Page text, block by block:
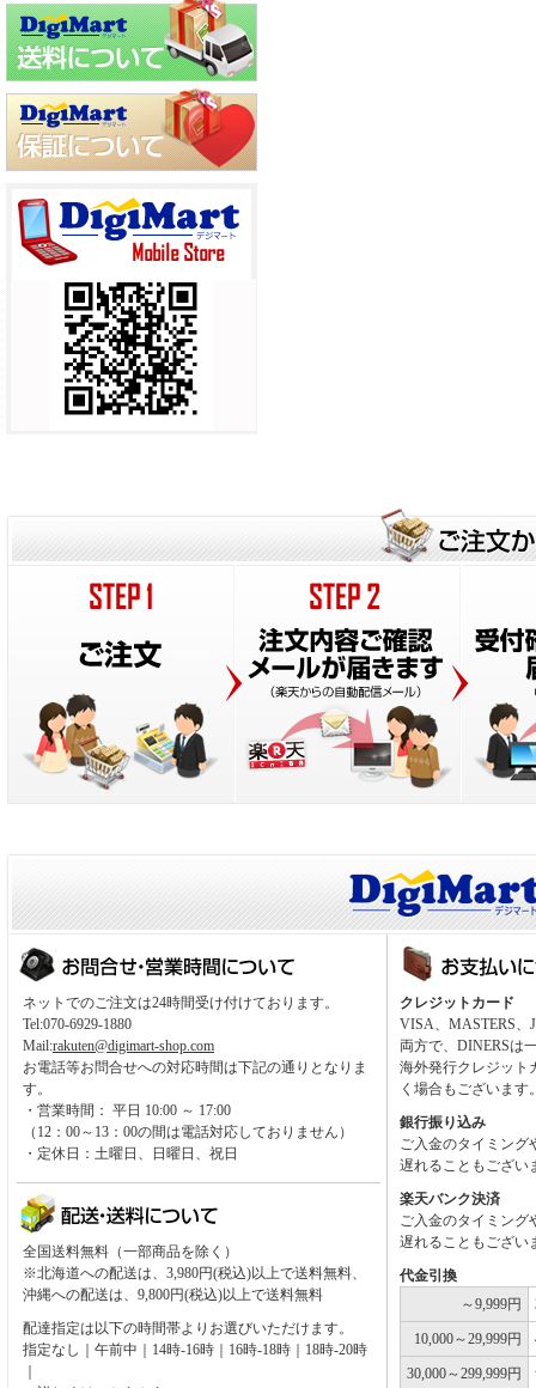
ネットでのご注文は24時間受け付けております。
Tel:070-6929-1880
Mail:rakuten@digimart-shop.com
お電話等お問合せへの対応時間は下記の通りとなりま
す。
・営業時間： 平日 10:00 ～ 17:00
（12：00～13：00の間は電話対応しておりません）
・定休日：土曜日、日曜日、祝日
全国送料無料（一部商品を除く）
※北海道への配送は、3,980円(税込)以上で送料無料、
沖縄への配送は、9,800円(税込)以上で送料無料
配達指定は以下の時間帯よりお選びいただけます。
指定なし｜午前中｜14時-16時｜16時-18時｜18時-20時
クレジットカード
VISA、MASTERS、
両方で、DINERSは
海外発行クレジット
く場合もございます
銀行振り込み
ご入金のタイミング
遅れることもござい
楽天バンク決済
ご入金のタイミング
遅れることもござい
代金引換
～9,999円
10,000～29,999円
30,000～299,999円